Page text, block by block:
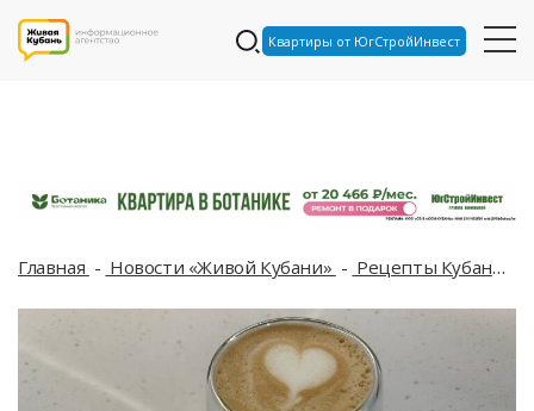
Квартиры от ЮгСтройИнвест
Главная Новости «Живой Кубани» Рецепты Кубани